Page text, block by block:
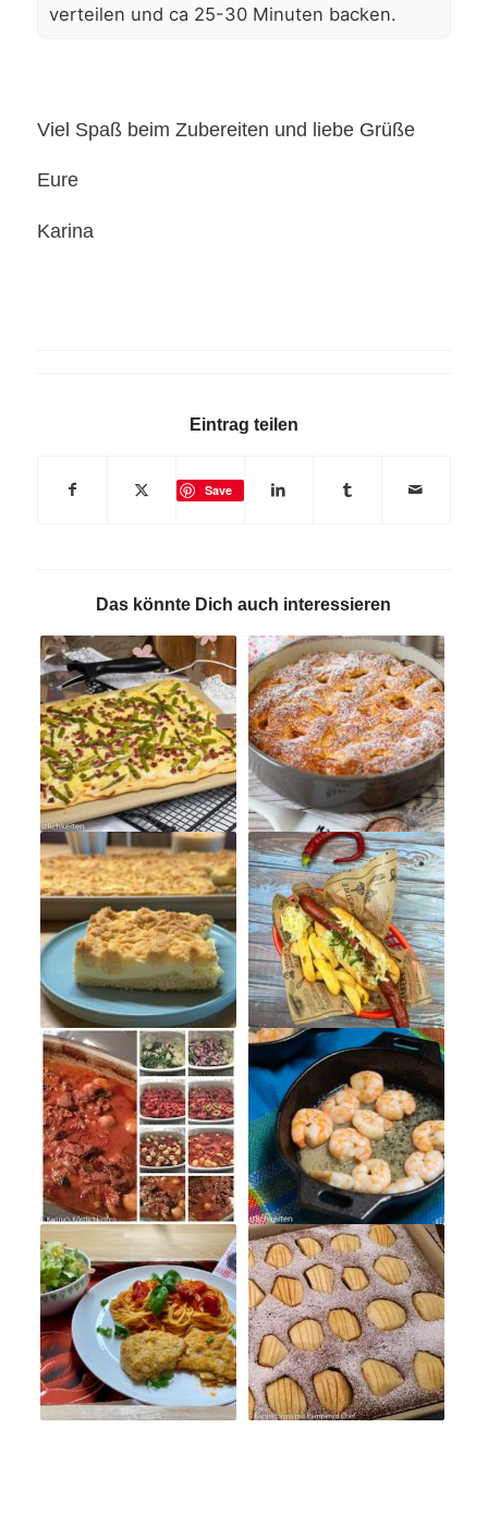
verteilen und ca 25-30 Minuten backen.
Viel Spaß beim Zubereiten und liebe Grüße
Eure
Karina
Eintrag teilen
Save
Das könnte Dich auch interessieren